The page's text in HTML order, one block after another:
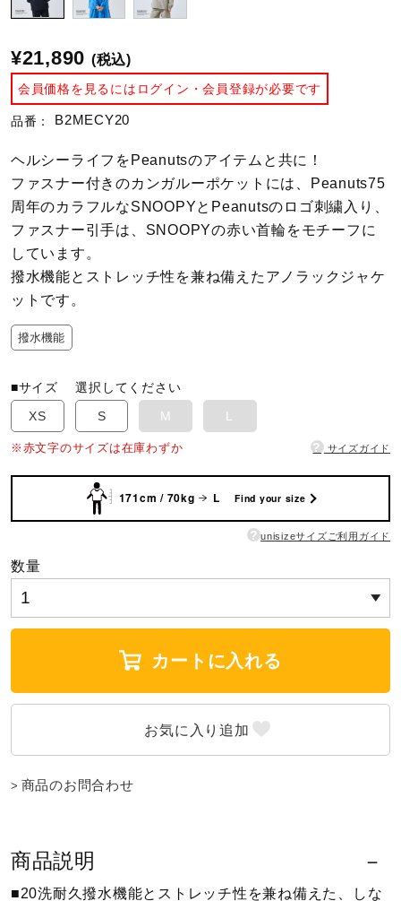
テニス／ソフトテニス
バドミントン
卓球
ソフトボール
ウィンタースポーツ
インナー
寝具／ミズノスリープ
アウトドア／レイン
サポーター
¥21,890 (税込)
会員価格を見るにはログイン・会員登録が必要です
品番： B2MECY20
ヘルシーライフをPeanutsのアイテムと共に！
ファスナー付きのカンガルーポケットには、Peanuts75
周年のカラフルなSNOOPYとPeanutsのロゴ刺繍入り、
ファスナー引手は、SNOOPYの赤い首輪をモチーフに
しています。
撥水機能とストレッチ性を兼ね備えたアノラックジャケ
ットです。
撥水機能
■サイズ選択してください
XS
S M L
※赤文字のサイズは在庫わずか ? サイズガイド
171cm / 70kg L Find your size
? unisizeサイズご利用ガイド
数量
カートに入れる
商品のお問合わせ
商品説明
■20洗耐久撥水機能とストレッチ性を兼ね備えた、しな